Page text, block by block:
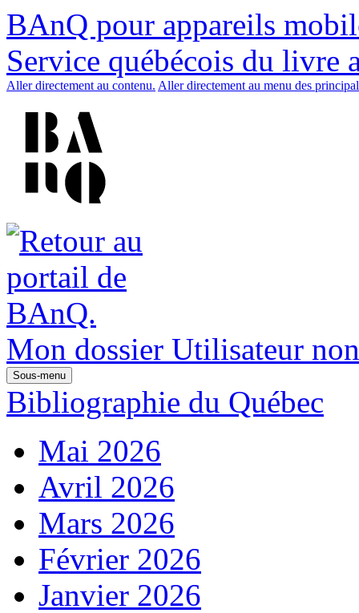
BAnQ pour appareils
Service québécois du livre
Aller directement au contenu. Aller directement au menu des
Mon dossier Utilisateur
Sous-menu
Bibliographie du Québec
Mai 2026
Avril 2026
Mars 2026
Février 2026
Janvier 2026